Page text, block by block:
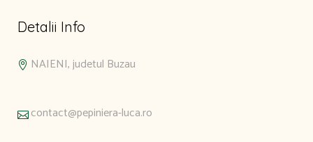
Detalii Info
NAIENI, judetul Buzau
contact@pepiniera-luca.ro